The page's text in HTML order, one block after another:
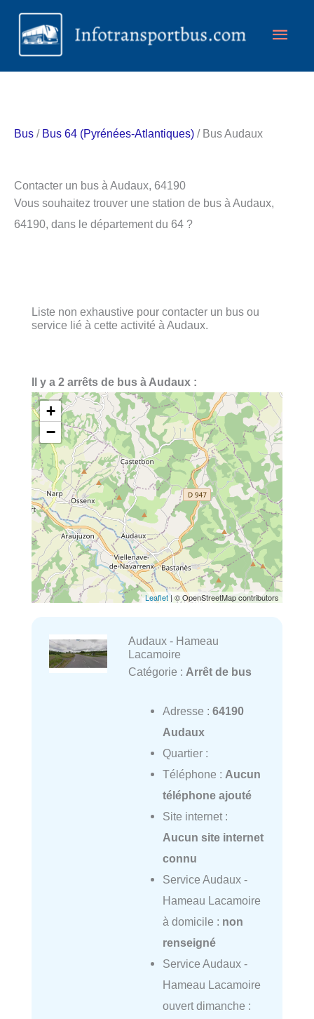
Aller
contenu
Bus / Bus 64 (Pyrénées-Atlantiques) / Bus Audaux
Contacter un bus à Audaux, 64190
Vous souhaitez trouver une station de bus à Audaux,
64190, dans le département du 64 ?
Liste non exhaustive pour contacter un bus ou
service lié à cette activité à Audaux.
Il y a 2 arrêts de bus à Audaux :
+
−
Leaflet| © OpenStreetMap contributors
Audaux - Hameau
Lacamoire
Catégorie : Arrêt de bus
Adresse : 64190
Audaux
Quartier :
Téléphone : Aucun
téléphone ajouté
Site internet :
Aucun site internet
connu
Service Audaux -
Hameau Lacamoire
à domicile : non
renseigné
Service Audaux -
Hameau Lacamoire
ouvert dimanche :